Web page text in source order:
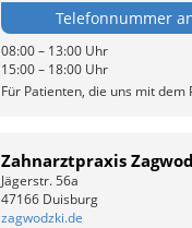
Telefonnummer
08:00 – 13:00 Uhr
15:00 – 18:00 Uhr
Für Patienten, die uns mit
Zahnarztpraxis
Jägerstr. 56a
47166 Duisburg
zagwodzki.de